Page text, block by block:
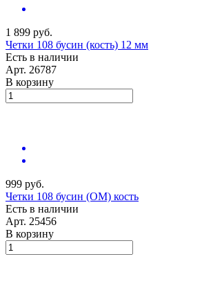
1 899 руб.
Четки 108 бусин (кость) 12 мм
Есть в наличии
Арт. 26787
В корзину
999 руб.
Четки 108 бусин (ОМ) кость
Есть в наличии
Арт. 25456
В корзину